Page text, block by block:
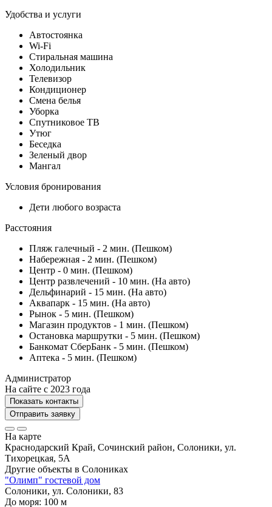
Удобства и услуги
Автостоянка
Wi-Fi
Стиральная машина
Холодильник
Телевизор
Кондиционер
Смена белья
Уборка
Спутниковое ТВ
Утюг
Беседка
Зеленый двор
Мангал
Условия бронирования
Дети любого возраста
Расстояния
Пляж галечный - 2 мин. (Пешком)
Набережная - 2 мин. (Пешком)
Центр - 0 мин. (Пешком)
Центр развлечений - 10 мин. (На авто)
Дельфинарий - 15 мин. (На авто)
Аквапарк - 15 мин. (На авто)
Рынок - 5 мин. (Пешком)
Магазин продуктов - 1 мин. (Пешком)
Остановка маршрутки - 5 мин. (Пешком)
Банкомат СберБанк - 5 мин. (Пешком)
Аптека - 5 мин. (Пешком)
Администратор
На сайте с 2023 года
Показать контакты
Отправить заявку
На карте
Краснодарский Край, Сочинский район, Солоники, ул.
Тихорецкая, 5А
Другие объекты в Солониках
"Олимп" гостевой дом
Солоники, ул. Солоники, 83
До моря: 100 м